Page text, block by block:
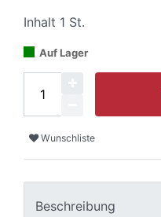
Inhalt 1 St.
Auf Lager
Wunschliste
Beschreibung